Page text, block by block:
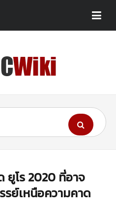
ยูโร 2020 ที่อาจ
ย์เหนือความคาด